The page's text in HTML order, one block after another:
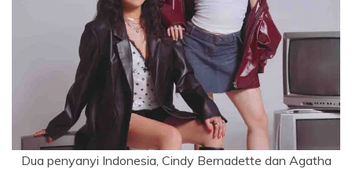
Dua penyanyi Indonesia, Cindy Bernadette dan Agatha